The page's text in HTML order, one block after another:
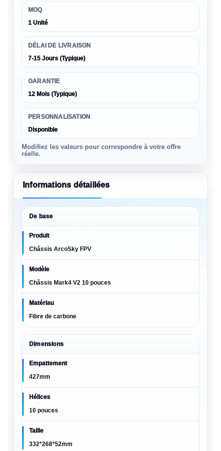
MOQ
1 Unité
DÉLAI DE LIVRAISON
7-15 Jours (Typique)
GARANTIE
12 Mois (Typique)
PERSONNALISATION
Disponible
Modifiez les valeurs pour correspondre à votre offre
réelle.
Informations détaillées
De base
Produit
Châssis ArcoSky FPV
Modèle
Châssis Mark4 V2 10 pouces
Matériau
Fibre de carbone
Dimensions
Empattement
427mm
Hélices
10 pouces
Taille
332*268*52mm